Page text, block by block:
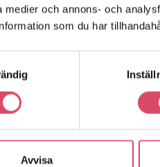
medier och annons- och
som du har
Avvisa